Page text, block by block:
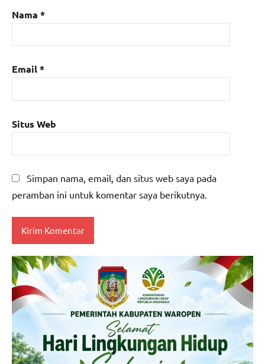
Nama *
Email*
Situs Web
Simpan nama, email, dan situs web saya pada
peramban ini untuk komentar saya berikutnya.